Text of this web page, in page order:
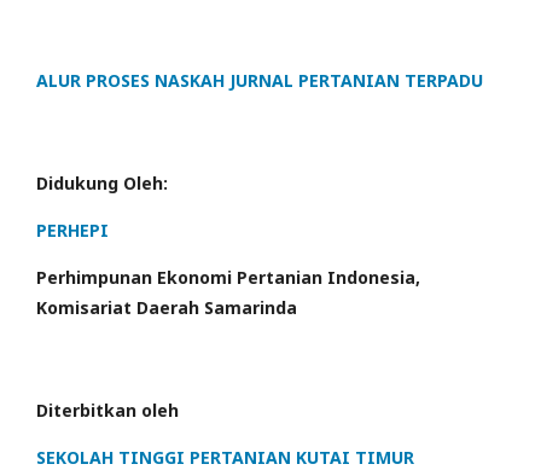
ALUR PROSES NASKAH JURNAL PERTANIAN TERPADU
Didukung Oleh:
PERHEPI
Perhimpunan Ekonomi Pertanian Indonesia,
Komisariat Daerah Samarinda
Diterbitkan oleh
SEKOLAH TINGGI PERTANIAN KUTAI TIMUR